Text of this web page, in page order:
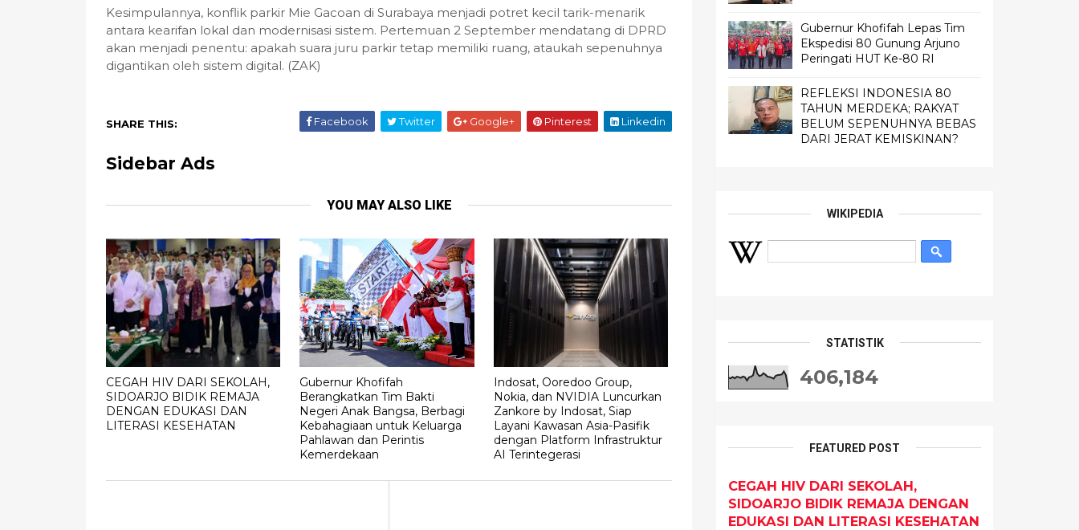
Kesimpulannya, konflik parkir Mie Gacoan di Surabaya menjadi potret kecil tarik-menarik
antara kearifan lokal dan modernisasi sistem. Pertemuan 2 September mendatang di DPRD
akan menjadi penentu: apakah suara juru parkir tetap memiliki ruang, ataukah sepenuhnya
digantikan oleh sistem digital. (ZAK)
SHARE THIS: Facebook Twitter Google+ Pinterest Linkedin
Sidebar Ads
YOU MAY ALSO LIKE
CEGAH HIV DARI SEKOLAH,
SIDOARJO BIDIK REMAJA
DENGAN EDUKASI DAN
LITERASI KESEHATAN
Gubernur Khofifah
Berangkatkan Tim Bakti
Negeri Anak Bangsa, Berbagi
Kebahagiaan untuk Keluarga
Pahlawan dan Perintis
Kemerdekaan
Indosat, Ooredoo Group,
Nokia, dan NVIDIA Luncurkan
Zankore by Indosat, Siap
Layani Kawasan Asia-Pasifik
dengan Platform Infrastruktur
AI Terintegerasi
Gubernur Khofifah Lepas Tim
Ekspedisi 80 Gunung Arjuno
Peringati HUT Ke-80 RI
REFLEKSI INDONESIA 80
TAHUN MERDEKA; RAKYAT
BELUM SEPENUHNYA BEBAS
DARI JERAT KEMISKINAN?
WIKIPEDIA
STATISTIK
406,184
FEATURED POST
CEGAH HIV DARI SEKOLAH,
SIDOARJO BIDIK REMAJA DENGAN
EDUKASI DAN LITERASI KESEHATAN